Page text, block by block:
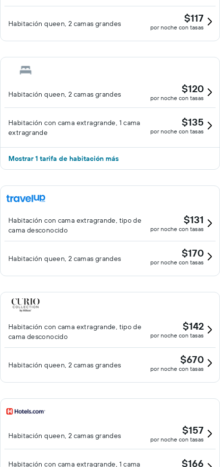
Habitación queen, 2 camas grandes $117
por noche con tasas
Habitación queen, 2 camas grandes $120
por noche con tasas
Habitación con cama extragrande, 1 cama
extragrande
$135
por noche con tasas
Mostrar 1 tarifa de habitación más
Habitación con cama extragrande, tipo de
cama desconocido
$131
por noche con tasas
Habitación queen, 2 camas grandes $170
por noche con tasas
Habitación con cama extragrande, tipo de
cama desconocido
$142
por noche con tasas
Habitación queen, 2 camas grandes $670
por noche con tasas
Habitación queen, 2 camas grandes $157
por noche con tasas
Habitación con cama extragrande, 1 cama $166